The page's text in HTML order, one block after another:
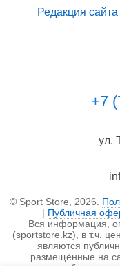
Редакция сайта
+7
ул.
© Sport Store, 2026.
| Публичная
Вся информация,
(sportstore.kz), в т.ч.
являются
размещённые на